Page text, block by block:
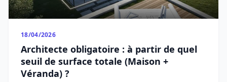
18/04/2026
Architecte obligatoire : à partir de quel
seuil de surface totale (Maison +
Véranda) ?